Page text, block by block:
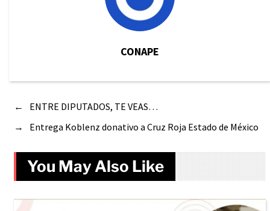
CONAPE
←
ENTRE DIPUTADOS, TE VEAS…
→
Entrega Koblenz donativo a Cruz Roja Estado de México
You May Also Like